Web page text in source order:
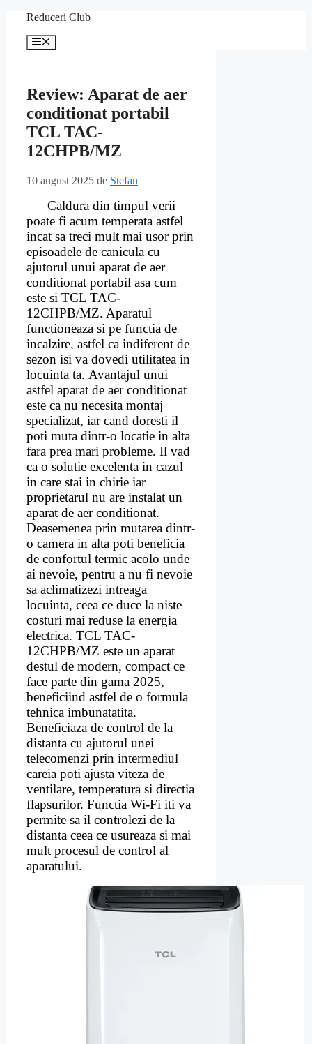
conținut
Reduceri Club
Meniu
Review: Aparat de aer
conditionat portabil
TCL TAC-
12CHPB/MZ
10 august 2025 de Stefan
Caldura din timpul verii
poate fi acum temperata astfel
incat sa treci mult mai usor prin
episoadele de canicula cu
ajutorul unui aparat de aer
conditionat portabil asa cum
este si TCL TAC-
12CHPB/MZ. Aparatul
functioneaza si pe functia de
incalzire, astfel ca indiferent de
sezon isi va dovedi utilitatea in
locuinta ta. Avantajul unui
astfel aparat de aer conditionat
este ca nu necesita montaj
specializat, iar cand doresti il
poti muta dintr-o locatie in alta
fara prea mari probleme. Il vad
ca o solutie excelenta in cazul
in care stai in chirie iar
proprietarul nu are instalat un
aparat de aer conditionat.
Deasemenea prin mutarea dintr-
o camera in alta poti beneficia
de confortul termic acolo unde
ai nevoie, pentru a nu fi nevoie
sa aclimatizezi intreaga
locuinta, ceea ce duce la niste
costuri mai reduse la energia
electrica. TCL TAC-
12CHPB/MZ este un aparat
destul de modern, compact ce
face parte din gama 2025,
beneficiind astfel de o formula
tehnica imbunatatita.
Beneficiaza de control de la
distanta cu ajutorul unei
telecomenzi prin intermediul
careia poti ajusta viteza de
ventilare, temperatura si directia
flapsurilor. Functia Wi-Fi iti va
permite sa il controlezi de la
distanta ceea ce usureaza si mai
mult procesul de control al
aparatului.